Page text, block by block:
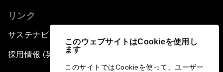
このウェブサイトはCookieを使用し
ます
このサイトではCookieを使って、ユーザー
リンク
サステナビリティへの取り組み
採用情報 (英語のみ)